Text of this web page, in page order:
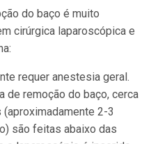
do baço é muito
cirúrgica laparoscópica e
requer anestesia geral.
de remoção do baço, cerca
2-3
são feitas abaixo das